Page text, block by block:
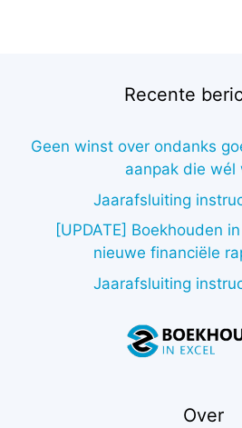
Recente
Geen winst over ondanks
aanpak die wél
Jaarafsluiting
[UPDATE] Boekhouden
nieuwe financiële
Jaarafsluiting
Over